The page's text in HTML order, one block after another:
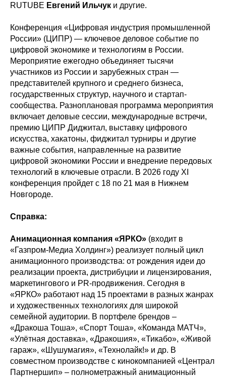
RUTUBE Евгений Ильчук и другие.
Конференция «Цифровая индустрия промышленной
России» (ЦИПР) — ключевое деловое событие по
цифровой экономике и технологиям в России.
Мероприятие ежегодно объединяет тысячи
участников из России и зарубежных стран —
представителей крупного и среднего бизнеса,
государственных структур, научного и стартап-
сообщества. Разноплановая программа мероприятия
включает деловые сессии, международные встречи,
премию ЦИПР Диджитал, выставку цифрового
искусства, хакатоны, фиджитал турниры и другие
важные события, направленные на развитие
цифровой экономики России и внедрение передовых
технологий в ключевые отрасли. В 2026 году XI
конференция пройдет с 18 по 21 мая в Нижнем
Новгороде.
Справка:
Анимационная компания «ЯРКО» (входит в
«Газпром-Медиа Холдинг») реализует полный цикл
анимационного производства: от рождения идеи до
реализации проекта, дистрибуции и лицензирования,
маркетингового и PR-продвижения. Сегодня в
«ЯРКО» работают над 15 проектами в разных жанрах
и художественных технологиях для широкой
семейной аудитории. В портфеле брендов –
«Дракоша Тоша», «Спорт Тоша», «Команда МАТЧ»,
«Улётная доставка», «Дракошия», «Тикабо», «Живой
гараж», «Шушумагия», «Технолайк!» и др. В
совместном производстве с кинокомпанией «Централ
Партнершип» – полнометражный анимационный